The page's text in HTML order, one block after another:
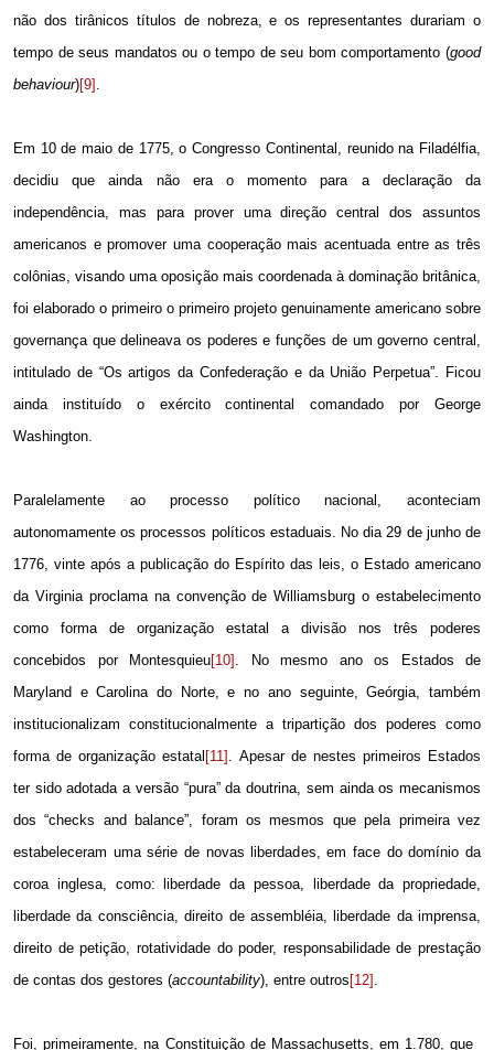
não dos tirânicos títulos de nobreza, e os representantes durariam o
tempo de seus mandatos ou o tempo de seu bom comportamento (good
behaviour)[9] .
Em 10 de maio de 1775, o Congresso Continental, reunido na Filadélfia,
decidiu que ainda não era o momento para a declaração da
independência, mas para prover uma direção central dos assuntos
americanos e promover uma cooperação mais acentuada entre as três
colônias, visando uma oposição mais coordenada à dominação britânica,
foi elaborado o primeiro o primeiro projeto genuinamente americano sobre
governança que delineava os poderes e funções de um governo central,
intitulado de “Os artigos da Confederação e da União Perpetua”. Ficou
ainda instituído o exército continental comandado por George
Washington.
Paralelamente ao processo político nacional, aconteciam
autonomamente os processos políticos estaduais. No dia 29 de junho de
1776, vinte após a publicação do Espírito das leis, o Estado americano
da Virginia proclama na convenção de Williamsburg o estabelecimento
como forma de organização estatal a divisão nos três poderes
concebidos por Montesquieu[10] . No mesmo ano os Estados de
Maryland e Carolina do Norte, e no ano seguinte, Geórgia, também
institucionalizam constitucionalmente a tripartição dos poderes como
forma de organização estatal [11] . Apesar de nestes primeiros Estados
ter sido adotada a versão “pura” da doutrina, sem ainda os mecanismos
dos “checks and balance”, foram os mesmos que pela primeira vez
estabeleceram uma série de novas liberdades, em face do domínio da
coroa inglesa, como: liberdade da pessoa, liberdade da propriedade,
liberdade da consciência, direito de assembléia, liberdade da imprensa,
direito de petição, rotatividade do poder, responsabilidade de prestação
de contas dos gestores (accountability), entre outros [12] .
Foi, primeiramente, na Constituição de Massachusetts, em 1.780, que